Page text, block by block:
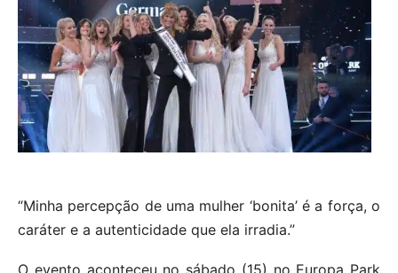
“Minha percepção de uma mulher ‘bonita’ é a força, o
caráter e a autenticidade que ela irradia.”
O evento aconteceu no sábado (15) no Europa Park